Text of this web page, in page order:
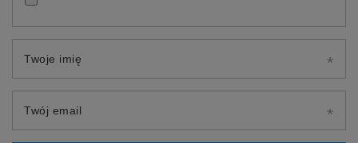
Twoje imię
Twój email